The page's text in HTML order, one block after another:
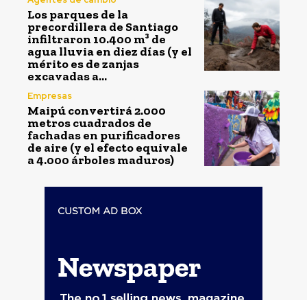
Los parques de la
precordillera de Santiago
infiltraron 10.400 m³ de
agua lluvia en diez días (y el
mérito es de zanjas
excavadas a...
Empresas
Maipú convertirá 2.000
metros cuadrados de
fachadas en purificadores
de aire (y el efecto equivale
a 4.000 árboles maduros)